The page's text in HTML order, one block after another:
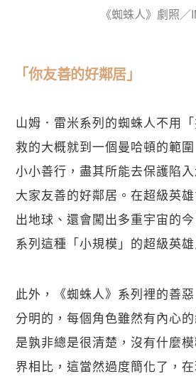
《蜘蛛人》劇照／
「你友善的好鄰居」
山姆．雷米系列的蜘蛛人不用
救的大概就到一個曼哈頓的範
小小善行，盡其所能去保護陷
大家友善的好鄰居。在超級英
出地球、還會闖出多重宇宙的今
系列這種「小規模」的超級英
此外，《蜘蛛人》系列裡的善
分明的，每個角色雖然有內心
是孰非總是很清楚，沒有什麼
界相比，這當然過度簡化了，